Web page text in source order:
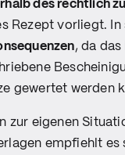
des rechtlich
Rezept vorliegt.
, da
gewertet werden
zur eigenen
empfiehlt es